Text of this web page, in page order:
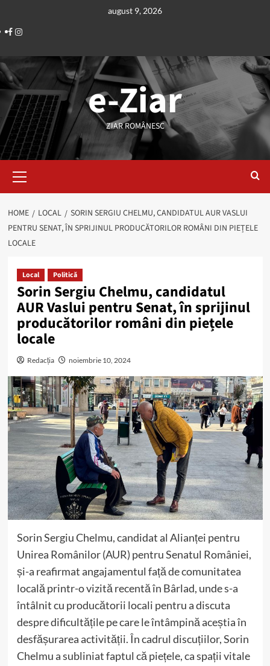
content
august 9, 2026
Facebook
Instagram
e-Ziar
ZIAR ROMÂNESC
Menu
HOME LOCAL
SORIN SERGIU CHELMU, CANDIDATUL AUR VASLUI
PENTRU SENAT, ÎN SPRIJINUL PRODUCĂTORILOR ROMÂNI DIN PIEȚELE
LOCALE
Local Politică
Sorin Sergiu Chelmu, candidatul
AUR Vaslui pentru Senat, în sprijinul
producătorilor români din piețele
locale
Redacția noiembrie 10, 2024
Sorin Sergiu Chelmu, candidat al Alianței pentru
Unirea Românilor (AUR) pentru Senatul României,
și-a reafirmat angajamentul față de comunitatea
locală printr-o vizită recentă în Bârlad, unde s-a
întâlnit cu producătorii locali pentru a discuta
despre dificultățile pe care le întâmpină aceștia în
desfășurarea activității. În cadrul discuțiilor, Sorin
Chelmu a subliniat faptul că piețele, ca spații vitale